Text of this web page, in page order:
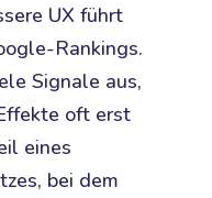
UX führt
Rankings.
Signale aus,
oft erst
eines
bei dem